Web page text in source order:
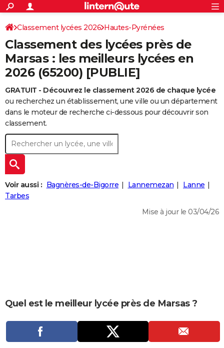
ACTUALITÉS
Politique
Société
Faits Divers
Education
Monde
Villes
+
SPORT
Coupe du monde 2026
Football
Tennis
Cyclisme
Rugby
Forum
Programme TV
TNT
Streaming
Cinéma
Sorties cinéma
Musique
+
FINANCE
Retraite
Impôts
Epargne
Immobilier
Risques naturels par ville
Banque
Assurance
Crédit
AUTO
Essais
Réserver un essai
Citadines
Berlines
SUV
Forum auto
+
HIGH-TECH
BRICOLAGE
Forum
Aménagement intérieur
Extérieur
Cuisine
Salle de bains
Jardinage
Rangement
+WEEK-END
Guides de France
Escapades
Patrimoine
Expositions
Musées
Week-end nature
+
LIFESTYLE
Art de vivre
Bien-être
Loisirs
Mode
Modes de vie
+ SANTE
Dictionnaire
Biographies
Expressions
Proverbes
PROGRAMME TV
S'inscrire
Connexion
Classement lycées 2026 Hautes-Pyrénées
Classement des lycées près de
Marsas : les meilleurs lycées en
2026 (65200) [PUBLIE]
GRATUIT - Découvrez le classement 2026 de chaque lycée
ou recherchez un établissement, une ville ou un département
dans le moteur de recherche ci-dessous pour découvrir son
classement.
Voir aussi : Bagnères-de-Bigorre Lannemezan
Lanne
Tarbes
Mise à jour le 03/04/26
Quel est le meilleur lycée près de Marsas ?